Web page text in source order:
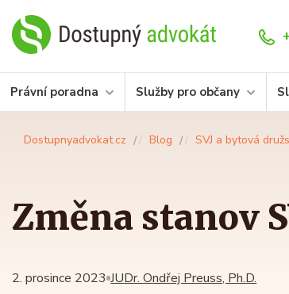
Právní poradna Služby pro občany
Dostupnyadvokat.cz Blog SVJ a bytová
Změna stanov
JUDr. Ondřej Preuss, Ph.D.
2. prosince 2023